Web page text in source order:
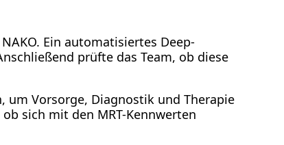
Ein automatisiertes Deep-
prüfte das Team, ob diese
Vorsorge, Diagnostik und Therapie
sich mit den MRT-Kennwerten